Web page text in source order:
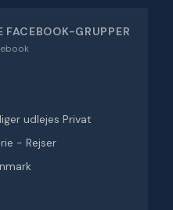
FACEBOOK-GRUPPER
udlejes Privat
- Rejser